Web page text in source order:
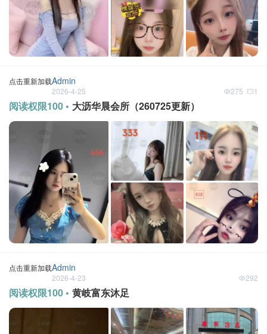
点击重新加载Admin
2026-4-25 1
275
阅读权限100 • 大沥华晨会所（260725更新）
点击重新加载Admin
2026-4-23 292
阅读权限100 • 黄岐富东沐足